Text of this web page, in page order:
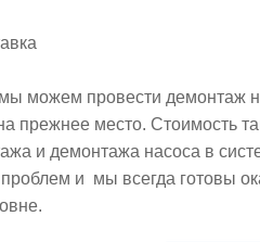
можем провести демонтаж
прежнее место. Стоимость
и демонтажа насоса в
и мы всегда готовы